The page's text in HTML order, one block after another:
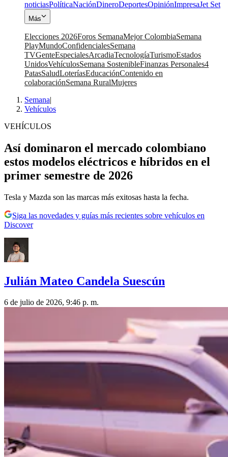
noticiasPolíticaNaciónDineroDeportesOpiniónImpresaJet Set
Más
Elecciones 2026Foros SemanaMejor ColombiaSemana
PlayMundoConfidencialesSemana
TVGenteEspecialesArcadiaTecnologíaTurismoEstados
UnidosVehículosSemana SostenibleFinanzas Personales4
PatasSaludLoteríasEducaciónContenido en
colaboraciónSemana RuralMujeres
Semana|
Vehículos
VEHÍCULOS
Así dominaron el mercado colombiano
estos modelos eléctricos e híbridos en el
primer semestre de 2026
Tesla y Mazda son las marcas más exitosas hasta la fecha.
Siga las novedades y guías más recientes sobre vehículos en
Discover
Julián Mateo Candela Suescún
6 de julio de 2026, 9:46 p. m.